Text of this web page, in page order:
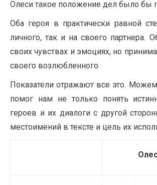
Олеси такое положение дел было бы
Оба героя в практически равной
личного, так и на своего партнера.
своих чувствах и эмоциях, но
своего возлюбленного
Показатели отражают все это.
помог нам не только понять
героев и их диалоги с другой
местоимений в тексте и цель их